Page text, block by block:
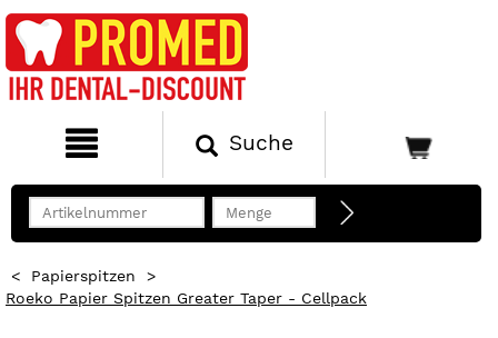
Suche
< Papierspitzen
>
Roeko Papier Spitzen Greater Taper - Cellpack